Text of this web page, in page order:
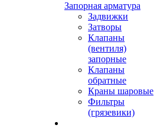
Запорная арматура
Задвижки
Затворы
Клапаны
(вентиля)
запорные
Клапаны
обратные
Краны шаровые
Фильтры
(грязевики)